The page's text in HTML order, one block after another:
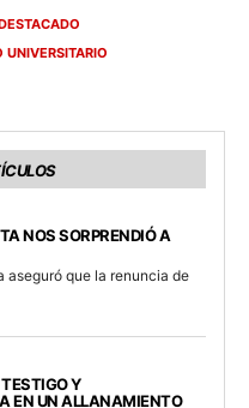
NOS SORPRENDIÓ A
aseguró que la renuncia de
Y
EN UN ALLANAMIENTO